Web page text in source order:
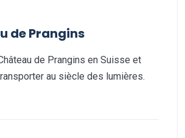
de Prangins
de Prangins en Suisse et
au siècle des lumières.